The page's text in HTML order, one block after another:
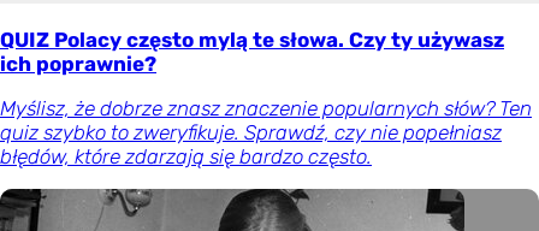
QUIZ Polacy często mylą te słowa. Czy ty używasz
ich poprawnie?
Myślisz, że dobrze znasz znaczenie popularnych słów? Ten
quiz szybko to zweryfikuje. Sprawdź, czy nie popełniasz
błędów, które zdarzają się bardzo często.